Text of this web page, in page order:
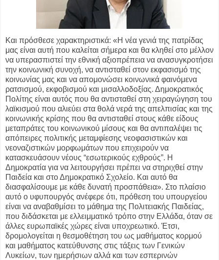
Και πρόσθεσε χαρακτηριστικά: «Η νέα γενιά της πατρίδας
μας είναι αυτή που καλείται σήμερα και θα κληθεί στο μέλλον
να υπερασπιστεί την εθνική αξιοπρέπεια να ανασυγκροτήσει
την κοινωνική συνοχή, να αντισταθεί στον εκφασισμό της
κοινωνίας μας και να απομονώσει κοινωνικά φαινόμενα
ρατσισμού, εκφοβισμού και μισαλλοδοξίας. Δημοκρατικός
Πολίτης είναι αυτός που θα αντισταθεί στη χειραγώγηση του
λαϊκισμού που αλιεύει στα θολά νερά της απελπισίας και της
κοινωνικής κρίσης που θα αντισταθεί στους κάθε είδους
μεταπράτες του κοινωνικού μίσους και θα αντιπαλέψει τις
απόπειρες πολιτικής μεταμφίεσης νεοφασιστικών και
νεοναζιστικών μορφωμάτων που επιχειρούν να
κατασκευάσουν νέους “εσωτερικούς εχθρούς”. Η
Δημοκρατία για να λειτουργήσει πρέπει να στηριχθεί στην
Παιδεία και στο Δημοκρατικό Σχολείο. Και αυτό θα
διασφαλίσουμε με κάθε δυνατή προσπάθεια». Στο πλαίσιο
αυτό ο υφυπουργός ανέφερε ότι, πρόθεση του υπουργείου
είναι να αναβαθμίσει το μάθημα της Πολιτειακής Παιδείας,
που διδάσκεται με ελλειμματικό τρόπο στην Ελλάδα, όταν σε
άλλες ευρωπαϊκές χώρες είναι υποχρεωτικό. Έτσι,
δρομολογείται η θεσμοθέτηση του ως μαθήματος κορμού
και μαθήματος κατεύθυνσης στις τάξεις των Γενικών
Λυκείων, των ημερήσιων αλλά και των εσπερινών